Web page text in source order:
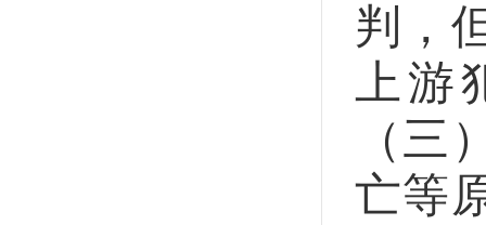
判，
上
（三
亡等